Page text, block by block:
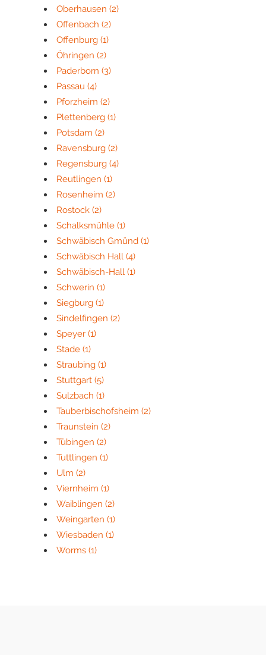
Oberhausen (2)
Offenbach (2)
Offenburg (1)
Öhringen (2)
Paderborn (3)
Passau (4)
Pforzheim (2)
Plettenberg (1)
Potsdam (2)
Ravensburg (2)
Regensburg (4)
Reutlingen (1)
Rosenheim (2)
Rostock (2)
Schalksmühle (1)
Schwäbisch Gmünd (1)
Schwäbisch Hall (4)
Schwäbisch-Hall (1)
Schwerin (1)
Siegburg (1)
Sindelfingen (2)
Speyer (1)
Stade (1)
Straubing (1)
Stuttgart (5)
Sulzbach (1)
Tauberbischofsheim (2)
Traunstein (2)
Tübingen (2)
Tuttlingen (1)
Ulm (2)
Viernheim (1)
Waiblingen (2)
Weingarten (1)
Wiesbaden (1)
Worms (1)